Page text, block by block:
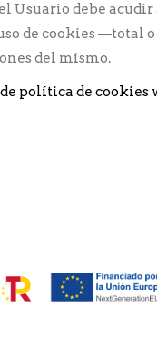
Usuario debe
de cookies
del mismo.
política de cookies